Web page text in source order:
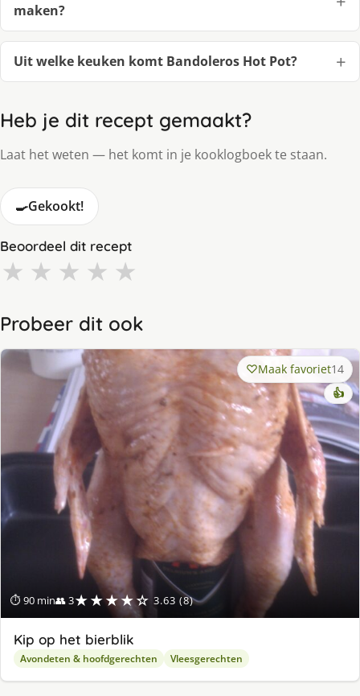
maken?
Uit welke keuken komt Bandoleros Hot Pot?
Heb je dit recept gemaakt?
Laat het weten — het komt in je kooklogboek te staan.
🍳Gekookt!
Beoordeel dit recept
★ ★ ★ ★ ★
Probeer dit ook
⏱ 90 min👥 3★★★★☆ 3.63 (8)
Maak favoriet14
👍
Kip op het bierblik
Avondeten & hoofdgerechten Vleesgerechten